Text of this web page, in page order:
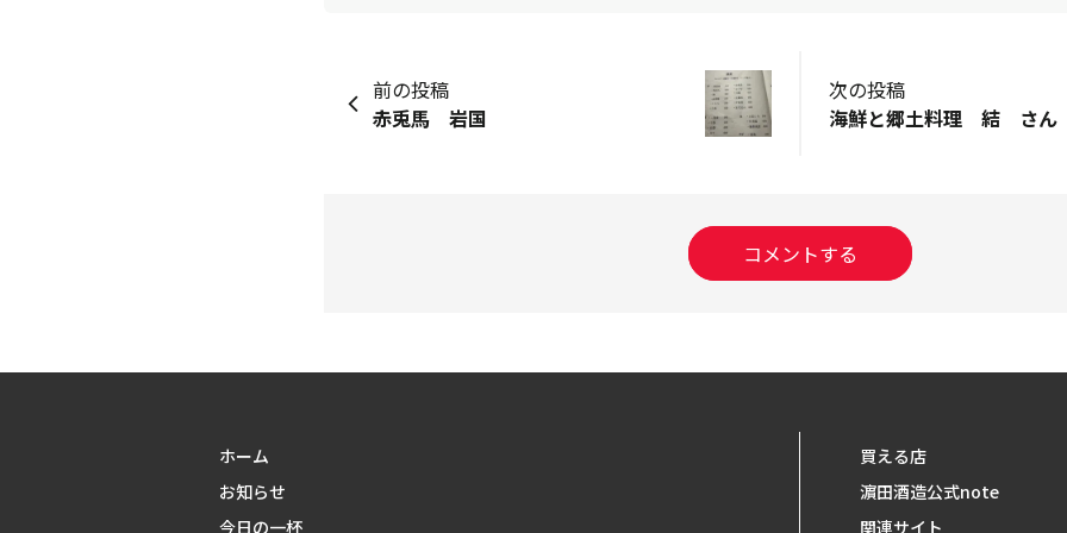
前の投稿
赤兎馬 岩国
次の投稿
海鮮と郷土料理 結 さ
コメントする
ホーム
お知らせ
今日の一杯
買える店
濵田酒造公式note
関連サイト